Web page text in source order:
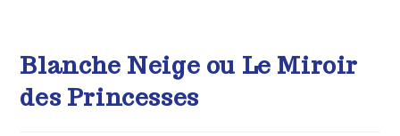
Blanche Neige ou Le Miroir
des Princesses